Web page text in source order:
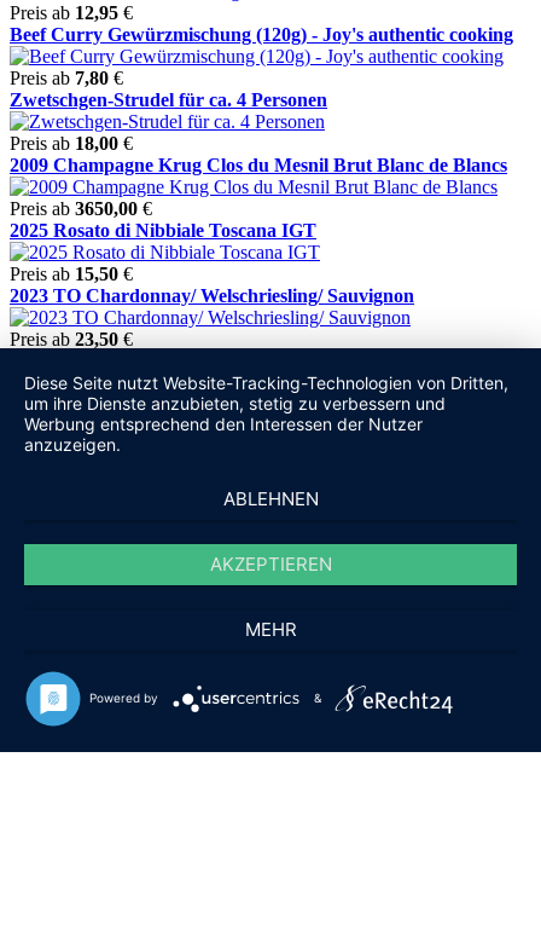
Preis ab 12,95 €
Beef Curry Gewürzmischung (120g) - Joy's authentic cooking
Preis ab 7,80 €
Zwetschgen-Strudel für ca. 4 Personen
Preis ab 18,00 €
2009 Champagne Krug Clos du Mesnil Brut Blanc de Blancs
Preis ab 3650,00 €
2025 Rosato di Nibbiale Toscana IGT
Preis ab 15,50 €
2023 TO Chardonnay/ Welschriesling/ Sauvignon
Preis ab 23,50 €
Preis ab 39,50€
2022 Muga Reserva
2025 Südtiroler Chardonnay Platt & Pignat DOC
© 2010 - 2023 lebensmittelsupermarkt.com - Alle Rechte
Social Media Police
Impressum
Diese Seite nutzt Website-Tracking-Technologien von Dritten,
um ihre Dienste anzubieten, stetig zu verbessern und
Werbung entsprechend den Interessen der Nutzer
anzuzeigen.
ABLEHNEN
AKZEPTIEREN
MEHR
Powered by &